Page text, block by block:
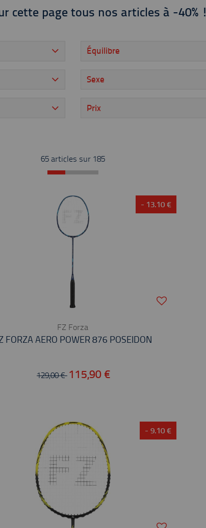
cette page tous nos articles à -40% !
Équilibre
Sexe
Prix
65 articles sur 185
- 13.10 €
FZ Forza
FORZA AERO POWER 876 POSEIDON
129,00 € 115,90 €
- 9.10 €